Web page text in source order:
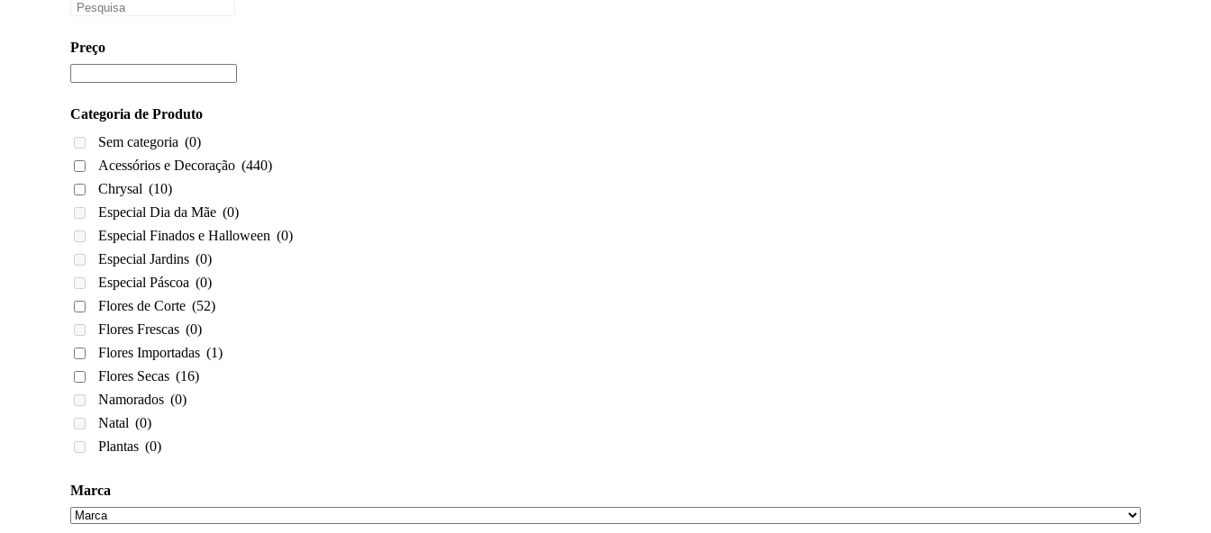
Preço
Categoria de Produto
Sem categoria (0)
Acessórios e Decoração (440)
Chrysal (10)
Especial Dia da Mãe (0)
Especial Finados e Halloween (0)
Especial Jardins (0)
Especial Páscoa (0)
Flores de Corte (52)
Flores Frescas (0)
Flores Importadas (1)
Flores Secas (16)
Namorados (0)
Natal (0)
Plantas (0)
Marca